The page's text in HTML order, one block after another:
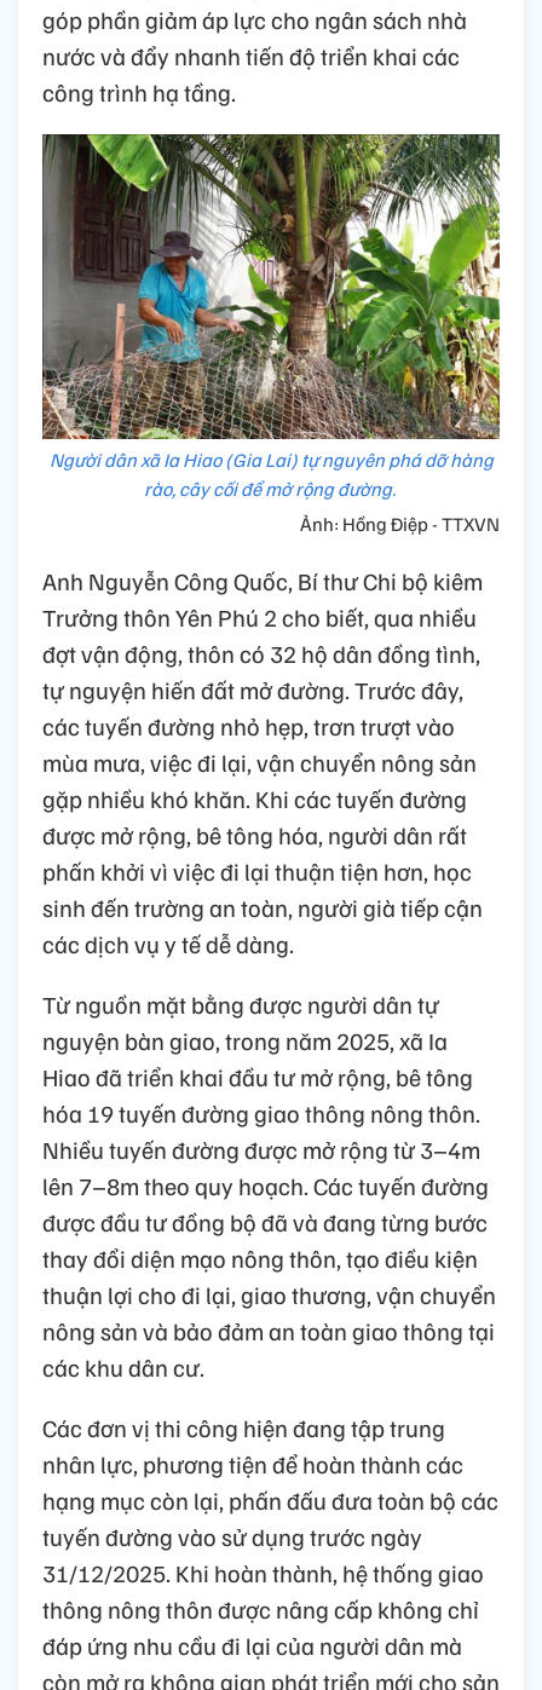
góp phần giảm áp lực cho ngân sách nhà
nước và đẩy nhanh tiến độ triển khai các
công trình hạ tầng.
Người dân xã Ia Hiao (Gia Lai) tự nguyên phá dỡ hàng
rào, cây cối để mở rộng đường.
Ảnh: Hồng Điệp - TTXVN
Anh Nguyễn Công Quốc, Bí thư Chi bộ kiêm
Trưởng thôn Yên Phú 2 cho biết, qua nhiều
đợt vận động, thôn có 32 hộ dân đồng tình,
tự nguyện hiến đất mở đường. Trước đây,
các tuyến đường nhỏ hẹp, trơn trượt vào
mùa mưa, việc đi lại, vận chuyển nông sản
gặp nhiều khó khăn. Khi các tuyến đường
được mở rộng, bê tông hóa, người dân rất
phấn khởi vì việc đi lại thuận tiện hơn, học
sinh đến trường an toàn, người già tiếp cận
các dịch vụ y tế dễ dàng.
Từ nguồn mặt bằng được người dân tự
nguyện bàn giao, trong năm 2025, xã Ia
Hiao đã triển khai đầu tư mở rộng, bê tông
hóa 19 tuyến đường giao thông nông thôn.
Nhiều tuyến đường được mở rộng từ 3–4m
lên 7–8m theo quy hoạch. Các tuyến đường
được đầu tư đồng bộ đã và đang từng bước
thay đổi diện mạo nông thôn, tạo điều kiện
thuận lợi cho đi lại, giao thương, vận chuyển
nông sản và bảo đảm an toàn giao thông tại
các khu dân cư.
Các đơn vị thi công hiện đang tập trung
nhân lực, phương tiện để hoàn thành các
hạng mục còn lại, phấn đấu đưa toàn bộ các
tuyến đường vào sử dụng trước ngày
31/12/2025. Khi hoàn thành, hệ thống giao
thông nông thôn được nâng cấp không chỉ
đáp ứng nhu cầu đi lại của người dân mà
còn mở ra không gian phát triển mới cho sản